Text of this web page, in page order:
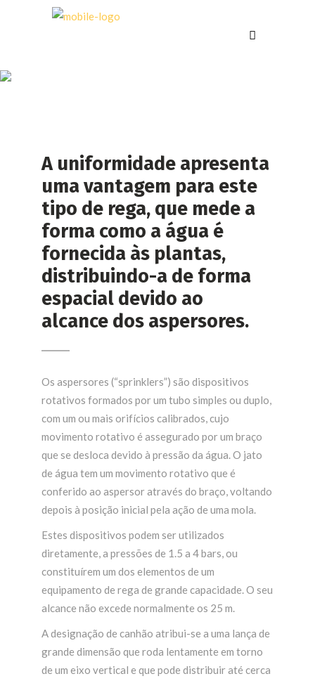
A uniformidade apresenta
uma vantagem para este
tipo de rega, que mede a
forma como a água é
fornecida às plantas,
distribuindo-a de forma
espacial devido ao
alcance dos aspersores.
Os aspersores (“sprinklers”) são dispositivos
rotativos formados por um tubo simples ou duplo,
com um ou mais orifícios calibrados, cujo
movimento rotativo é assegurado por um braço
que se desloca devido à pressão da água. O jato
de água tem um movimento rotativo que é
conferido ao aspersor através do braço, voltando
depois à posição inicial pela ação de uma mola.
Estes dispositivos podem ser utilizados
diretamente, a pressões de 1.5 a 4 bars, ou
constituírem um dos elementos de um
equipamento de rega de grande capacidade. O seu
alcance não excede normalmente os 25 m.
A designação de canhão atribui-se a uma lança de
grande dimensão que roda lentamente em torno
de um eixo vertical e que pode distribuir até cerca